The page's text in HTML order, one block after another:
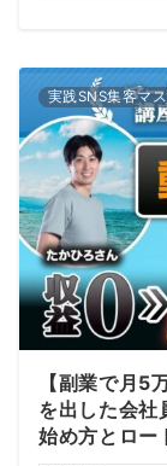
実践SNS集客マ
【副業で月5
を出した会社
始め方とロー